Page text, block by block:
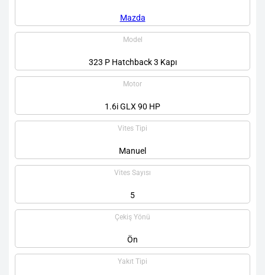
Mazda
Model
323 P Hatchback 3 Kapı
Motor
1.6i GLX 90 HP
Vites Tipi
Manuel
Vites Sayısı
5
Çekiş Yönü
Ön
Yakıt Tipi